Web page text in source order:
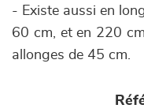
- Existe aussi en
60 cm, et en 220
allonges de 45 cm.